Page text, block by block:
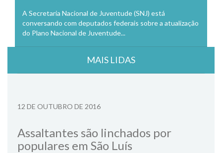
A Secretaria Nacional de Juventude (SNJ) está
conversando com deputados federais sobre a atualização
do Plano Nacional de Juventude...
MAIS LIDAS
12 DE OUTUBRO DE 2016
Assaltantes são linchados por
populares em São Luís